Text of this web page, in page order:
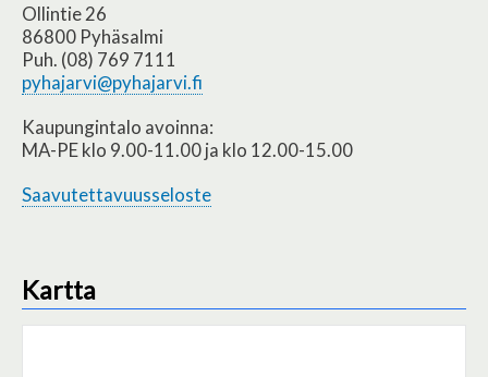
Ollintie 26
86800 Pyhäsalmi
Puh. (08) 769 7111
pyhajarvi@pyhajarvi.fi
Kaupungintalo avoinna:
MA-PE klo 9.00-11.00 ja klo 12.00-15.00
Saavutettavuusseloste
Kartta